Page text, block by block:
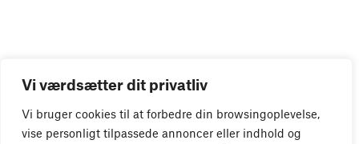
Vi værdsætter dit privatliv
Vi bruger cookies til at forbedre din browsingoplevelse,
vise personligt tilpassede annoncer eller indhold og